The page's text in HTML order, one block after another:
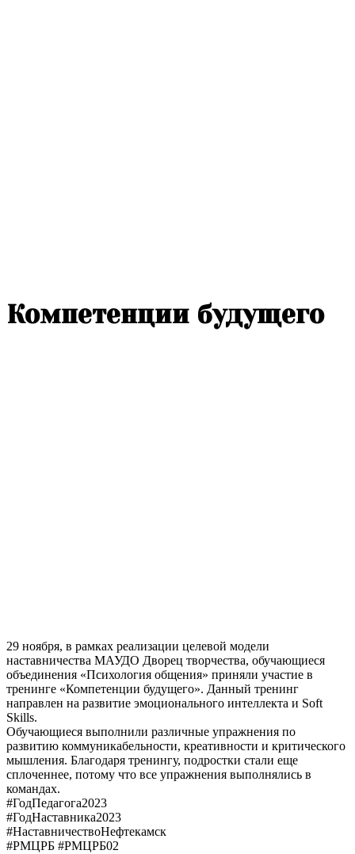
Компетенции будущего
29 ноября, в рамках реализации целевой модели
наставничества МАУДО Дворец творчества, обучающиеся
объединения «Психология общения» приняли участие в
тренинге «Компетенции будущего». Данный тренинг
направлен на развитие эмоционального интеллекта и Soft
Skills.
Обучающиеся выполнили различные упражнения по
развитию коммуникабельности, креативности и критического
мышления. Благодаря тренингу, подростки стали еще
сплоченнее, потому что все упражнения выполнялись в
командах.
#ГодПедагога2023
#ГодНаставника2023
#НаставничествоНефтекамск
#РМЦРБ #РМЦРБ02